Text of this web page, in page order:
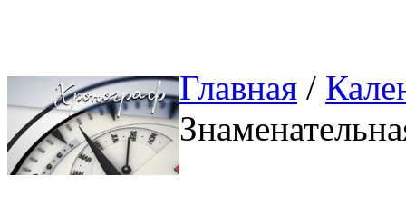
Главная /